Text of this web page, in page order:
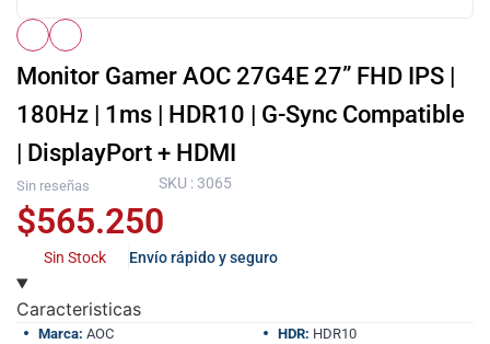
Monitor Gamer AOC 27G4E 27” FHD IPS |
180Hz | 1ms | HDR10 | G-Sync Compatible
| DisplayPort + HDMI
Sin reseñas SKU : 3065
$565.250
Sin Stock Envío rápido y seguro
Caracteristicas
Marca: AOC HDR: HDR10